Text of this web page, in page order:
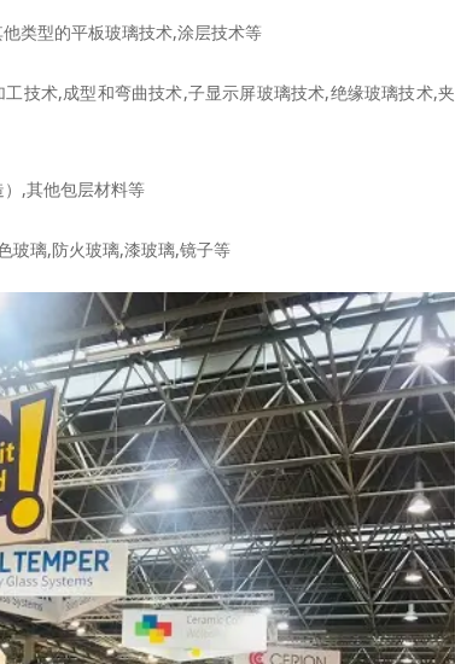
类型的平板玻璃技术,涂层技术等
技术,成型和弯曲技术,子显示屏玻璃技术,绝缘玻璃技术,夹
）,其他包层材料等
玻璃,防火玻璃,漆玻璃,镜子等